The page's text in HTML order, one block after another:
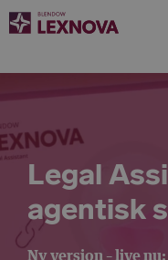
Legal
agentisk
Ny version – live nu: